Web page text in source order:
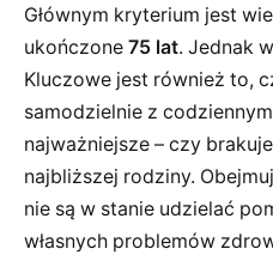
Głównym kryterium jest
ukończone 75 lat. Jednak
Kluczowe jest również to,
samodzielnie z
najważniejsze – czy
najbliższej rodziny.
nie są w stanie udzielać
własnych problemów